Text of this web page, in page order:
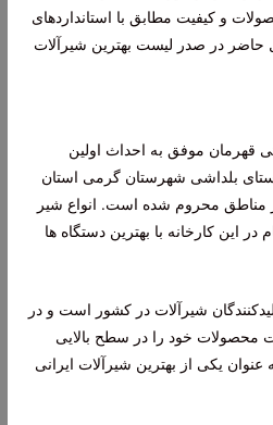
و کیفیت مطابق با استانداردهای
حاضر در صدر لیست بهترین شیرآلات
موفق به احداث اولین
بلداشی شهرستان گرمی استان
در مناطق محروم شده است. انواع شیر
این کارخانه با بهترین دستگاه ها
شیرآلات در کشور است و در
محصولات خود را در سطح بالایی
یکی از بهترین شیرآلات ایرانی